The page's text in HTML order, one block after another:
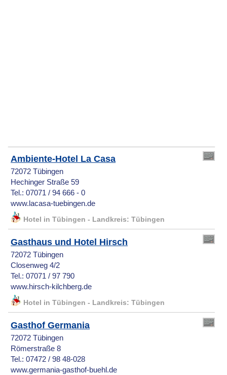
Ambiente-Hotel La Casa
72072 Tübingen
Hechinger Straße 59
Tel.: 07071 / 94 666 - 0
www.lacasa-tuebingen.de
Hotel in Tübingen - Landkreis: Tübingen
Gasthaus und Hotel Hirsch
72072 Tübingen
Closenweg 4/2
Tel.: 07071 / 97 790
www.hirsch-kilchberg.de
Hotel in Tübingen - Landkreis: Tübingen
Gasthof Germania
72072 Tübingen
Römerstraße 8
Tel.: 07472 / 98 48-028
www.germania-gasthof-buehl.de